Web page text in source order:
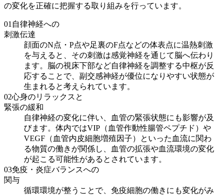
の変化を正確に把握する取り組みを行っています。
01 自律神経への
刺激伝達
顔面のN点・P点や足裏のF点などの体表点に温熱刺激
を与えると、その刺激は感覚神経を通じて脳へ伝わり
ます。脳の視床下部など自律神経を調整する中枢が反
応することで、副交感神経が優位になりやすい状態が
生まれると考えられています。
02心身のリラックスと
緊張の緩和
自律神経の変化に伴い、血管の緊張状態にも影響が及
びます。体内ではVIP（血管作動性腸管ペプチド）や
VEGF（血管内皮細胞増殖因子）といった血流に関わ
る物質の働きが関係し、血管の拡張や血流環境の変化
が起こる可能性があるとされています。
03免疫・炎症バランスへの
関与
循環環境が整うことで、免疫細胞の働きにも変化がみ